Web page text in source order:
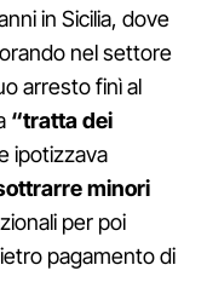
in Sicilia, dove
nel settore
arresto finì al
“tratta dei
ipotizzava
minori
per poi
pagamento di